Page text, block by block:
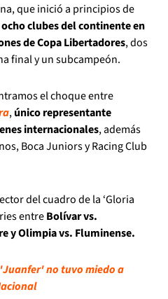
que inició a principios de
clubes del continente en
de Copa Libertadores, dos
final y un subcampeón.
el choque entre
,único representante
internacionales, además
Boca Juniors y Racing Club
del cuadro de la ‘Gloria
entreBolívar vs.
y Olimpia vs. Fluminense.
'Juanfer' no tuvo miedo a